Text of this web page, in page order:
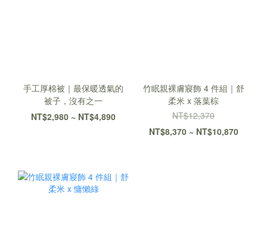
手工厚棉被｜最保暖透氣的
被子，沒有之一
NT$2,980 ~ NT$4,890
竹眠親裸膚寢飾 4 件組｜舒
柔米 x 落葉棕
NT$12,370
NT$8,370 ~ NT$10,870